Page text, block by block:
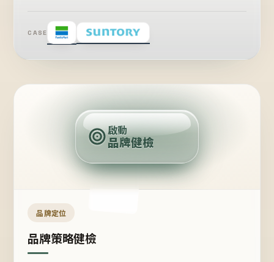
CASE
定
位
點
啟動
品牌健檢
品牌定位
品牌策略健檢